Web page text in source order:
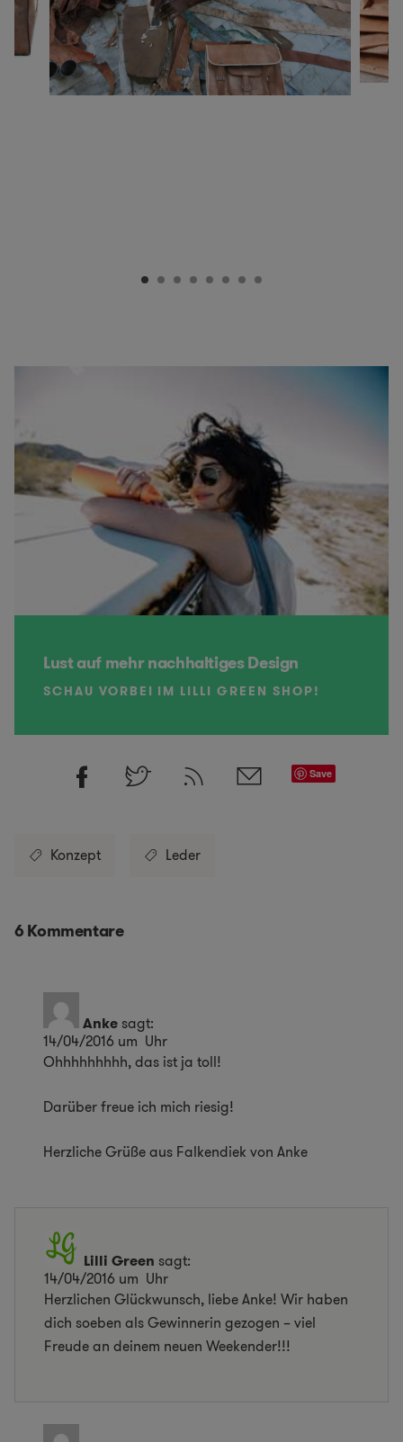
Lust auf mehr nachhaltiges Design
SCHAU VORBEI IM LILLI GREEN SHOP!
Save
Konzept Leder
6 Kommentare
Ankesagt:
14/04/2016 um Uhr
Ohhhhhhhhh, das ist ja toll!
Darüber freue ich mich riesig!
Herzliche Grüße aus Falkendiek von Anke
Lilli Green sagt:
14/04/2016 um Uhr
Herzlichen Glückwunsch, liebe Anke! Wir haben
dich soeben als Gewinnerin gezogen – viel
Freude an deinem neuen Weekender!!!